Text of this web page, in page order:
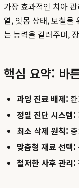
가장 효과적인 치아
열, 잇몸 상태, 보철물
는 능력을 길러주며,
핵심 요약: 바
과잉 진료 배제:
정밀 진단 시스템:
최소 삭제 원칙:
맞춤형 재료 선택:
철저한 사후 관리: